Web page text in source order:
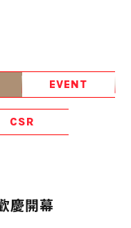
EVENT
CSR
慶開幕